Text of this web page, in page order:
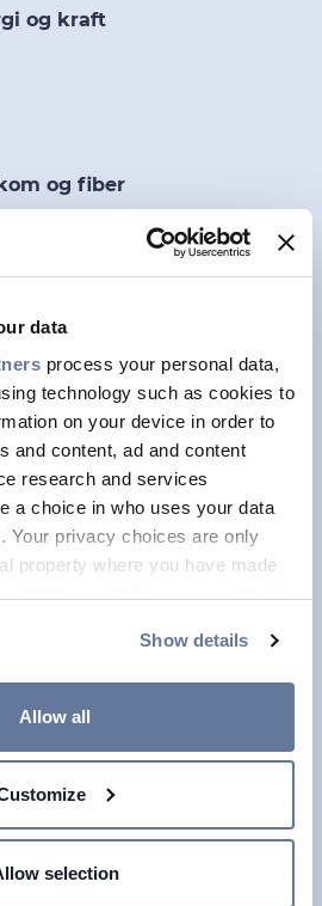
data
process your personal data,
technology such as cookies to
on your device in order to
and content, ad and content
research and services
a choice in who uses your data
Your privacy choices are only
property where you have made
like to:
by actively scanning it for
Show details
Allow all
selection
og kraft
og fiber
gass